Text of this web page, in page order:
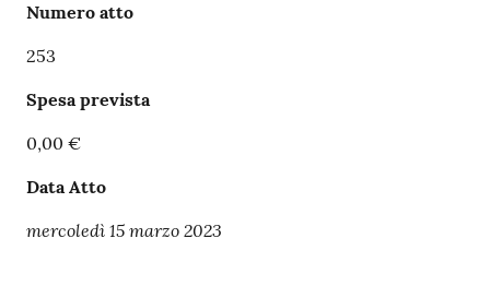
Numero atto
253
Spesa prevista
0,00 €
Data Atto
mercoledì 15 marzo 2023